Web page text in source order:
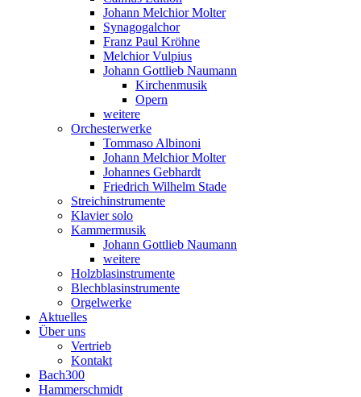
Johann Melchior Molter
Synagogalchor
Franz Paul Kröhne
Melchior Vulpius
Johann Gottlieb Naumann
Kirchenmusik
Opern
weitere
Orchesterwerke
Tommaso Albinoni
Johann Melchior Molter
Johannes Gebhardt
Friedrich Wilhelm Stade
Streichinstrumente
Klavier solo
Kammermusik
Johann Gottlieb Naumann
weitere
Holzblasinstrumente
Blechblasinstrumente
Orgelwerke
Aktuelles
Über uns
Vertrieb
Kontakt
Bach300
Hammerschmidt